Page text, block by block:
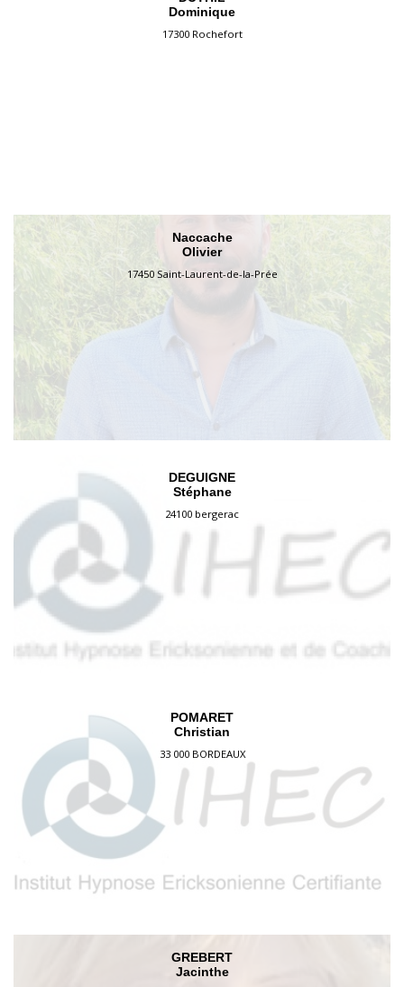
Dominique
17300 Rochefort
Naccache
Olivier
17450 Saint-Laurent-de-la-Prée
DEGUIGNE
Stéphane
24100 bergerac
POMARET
Christian
33 000 BORDEAUX
GREBERT
Jacinthe